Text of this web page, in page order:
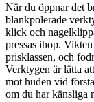
När du öppnar det
blankpolerade
klick och
pressas ihop.
prisklassen, och
Verktygen är lätta
mot huden vid
om du har känsliga